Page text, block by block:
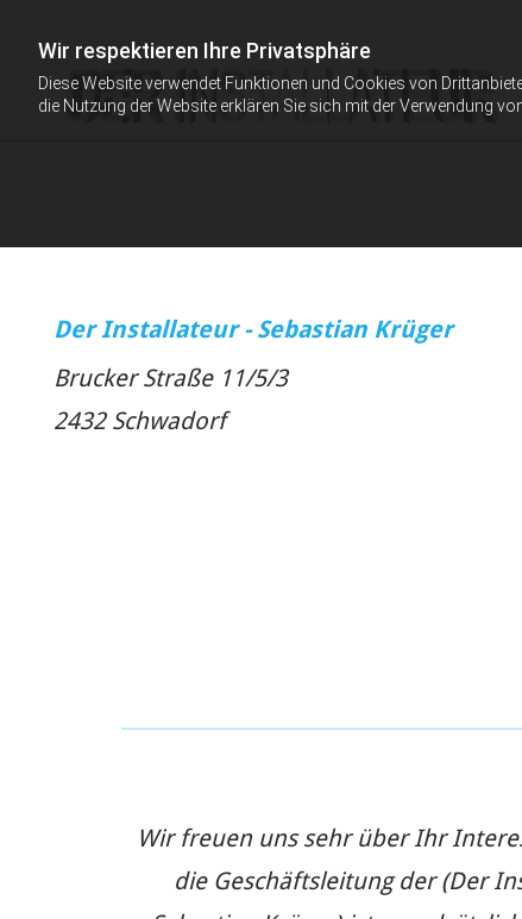
Wir respektieren Ihre Privatsphäre
Diese Website verwendet Funktionen und Cookies von
die Nutzung der Website erklären Sie sich mit der Verwendung
Der Installateur - Sebastian Krüger
Brucker Straße 11/5/3
2432 Schwadorf
Wir freuen uns sehr über Ihr
die Geschäftsleitung der (Der